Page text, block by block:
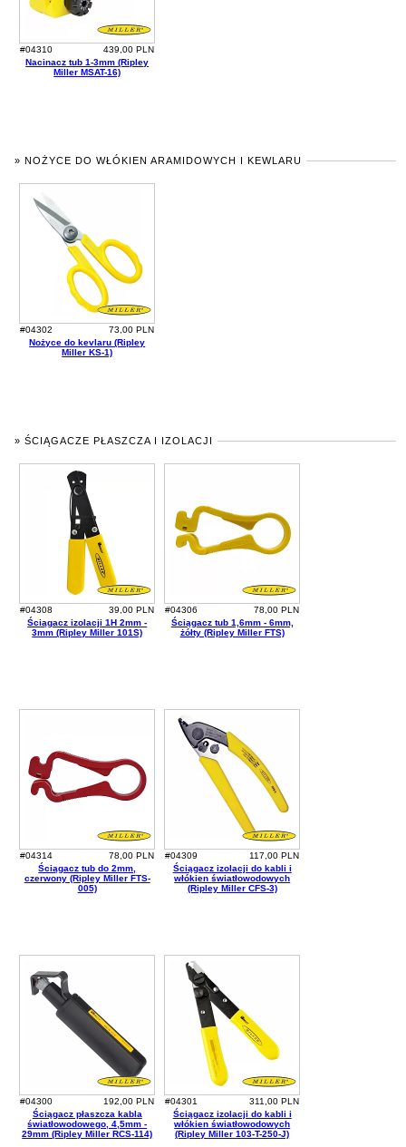
#04310
439,00 PLN
Nacinacz tub 1-3mm (Ripley
Miller MSAT-16)
» NOŻYCE DO WŁÓKIEN ARAMIDOWYCH I KEWLARU
#04302
73,00 PLN
Nożyce do kevlaru (Ripley
Miller KS-1)
» ŚCIĄGACZE PŁASZCZA I IZOLACJI
#04308
39,00 PLN
Ściągacz izolacji 1H 2mm -
3mm (Ripley Miller 101S)
#04306
78,00 PLN
Ściągacz tub 1,6mm - 6mm,
żółty (Ripley Miller FTS)
#04314
78,00 PLN
Ściągacz tub do 2mm,
czerwony (Ripley Miller FTS-
005)
#04309
117,00 PLN
Ściągacz izolacji do kabli i
włókien światłowodowych
(Ripley Miller CFS-3)
#04300
192,00 PLN
Ściągacz płaszcza kabla
światłowodowego, 4,5mm -
29mm (Ripley Miller RCS-114)
#04301
311,00 PLN
Ściągacz izolacji do kabli i
włókien światłowodowych
(Ripley Miller 103-T-250-J)